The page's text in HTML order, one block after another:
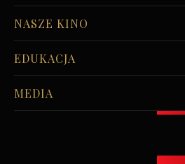
NASZE KINO
EDUKACJA
MEDIA